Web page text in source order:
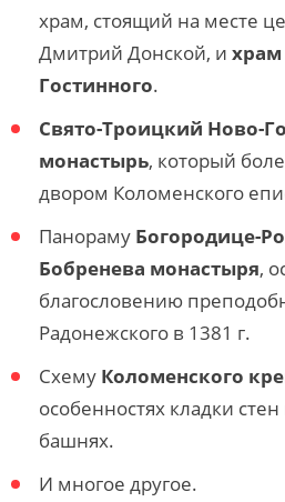
храм, стоящий на месте
Дмитрий Донской, и
Гостинного.
Свято-Троицкий Ново-
монастырь, который
двором Коломенского
Панораму Богородице-
Бобренева монастыря,
благословению
Радонежского в 1381 г.
Схему Коломенского
особенностях кладки
башнях.
И многое другое.